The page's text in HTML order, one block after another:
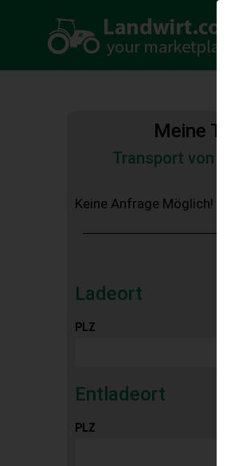
Meine
Transport von
Keine Anfrage Möglich!
Ladeort
PLZ
Entladeort
PLZ